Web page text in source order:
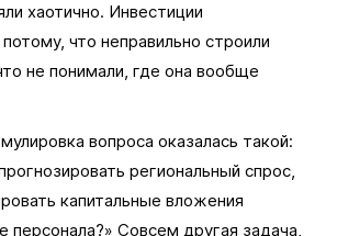
хаотично. Инвестиции
что неправильно строили
не понимали, где она вообще
вопроса оказалась такой:
региональный спрос,
капитальные вложения
персонала?» Совсем другая задача,